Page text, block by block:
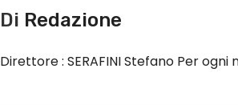
Di Redazione
Direttore : SERAFINI Stefano Per